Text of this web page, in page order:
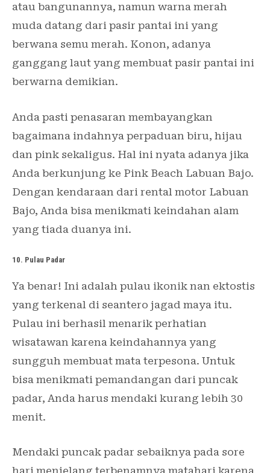
atau bangunannya, namun warna merah
muda datang dari pasir pantai ini yang
berwana semu merah. Konon, adanya
ganggang laut yang membuat pasir pantai ini
berwarna demikian.
Anda pasti penasaran membayangkan
bagaimana indahnya perpaduan biru, hijau
dan pink sekaligus. Hal ini nyata adanya jika
Anda berkunjung ke Pink Beach Labuan Bajo.
Dengan kendaraan dari rental motor Labuan
Bajo, Anda bisa menikmati keindahan alam
yang tiada duanya ini.
10. Pulau Padar
Ya benar! Ini adalah pulau ikonik nan ektostis
yang terkenal di seantero jagad maya itu.
Pulau ini berhasil menarik perhatian
wisatawan karena keindahannya yang
sungguh membuat mata terpesona. Untuk
bisa menikmati pemandangan dari puncak
padar, Anda harus mendaki kurang lebih 30
menit.
Mendaki puncak padar sebaiknya pada sore
hari menjelang terbenamnya matahari karena